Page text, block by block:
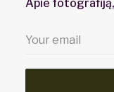
Apie